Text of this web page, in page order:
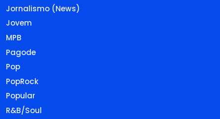
Jornalismo (News)
Jovem
MPB
Pagode
Pop
PopRock
Popular
R&B/Soul